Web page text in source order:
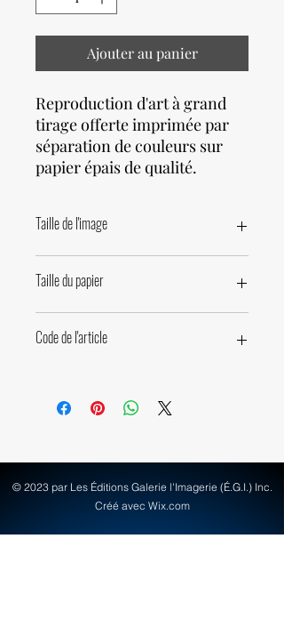
Ajouter au panier
Reproduction d'art à grand
tirage offerte imprimée par
séparation de couleurs sur
papier épais de qualité.
Taille de l'image
Taille du papier
Code de l'article
© 2023 par Les Éditions Galerie l'Imagerie (É.G.I.) Inc.
Créé avec Wix.com